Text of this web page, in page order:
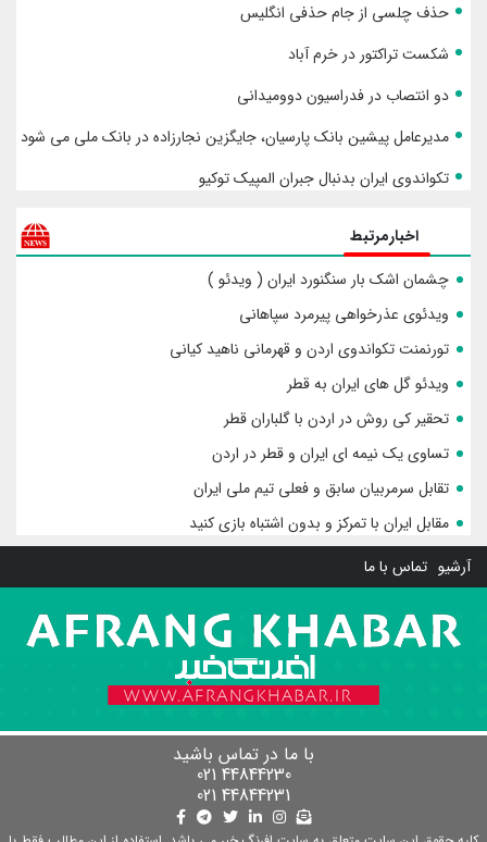
حذف چلسی از جام حذفی انگلیس
شکست تراکتور در خرم آباد
دو انتصاب در فدراسیون دوومیدانی
مدیرعامل پیشین بانک پارسیان، جایگزین نجارزاده در بانک ملی می شود
تکواندوی ایران بدنبال جبران المپیک توکیو
اخبارمرتبط
چشمان اشک بار سنگنورد ایران ( ویدئو )
ویدئوی عذرخواهی پیرمرد سپاهانی
تورنمنت تکواندوی اردن و قهرمانی ناهید کیانی
ویدئو گل های ایران به قطر
تحقیر کی روش در اردن با گلباران قطر
تساوی یک نیمه ای ایران و قطر در اردن
تقابل سرمربیان سابق و فعلی تیم ملی ایران
مقابل ایران با تمرکز و بدون اشتباه بازی کنید
آرشیو تماس با ما
با ما در تماس باشید
44844230 021
44844231 021